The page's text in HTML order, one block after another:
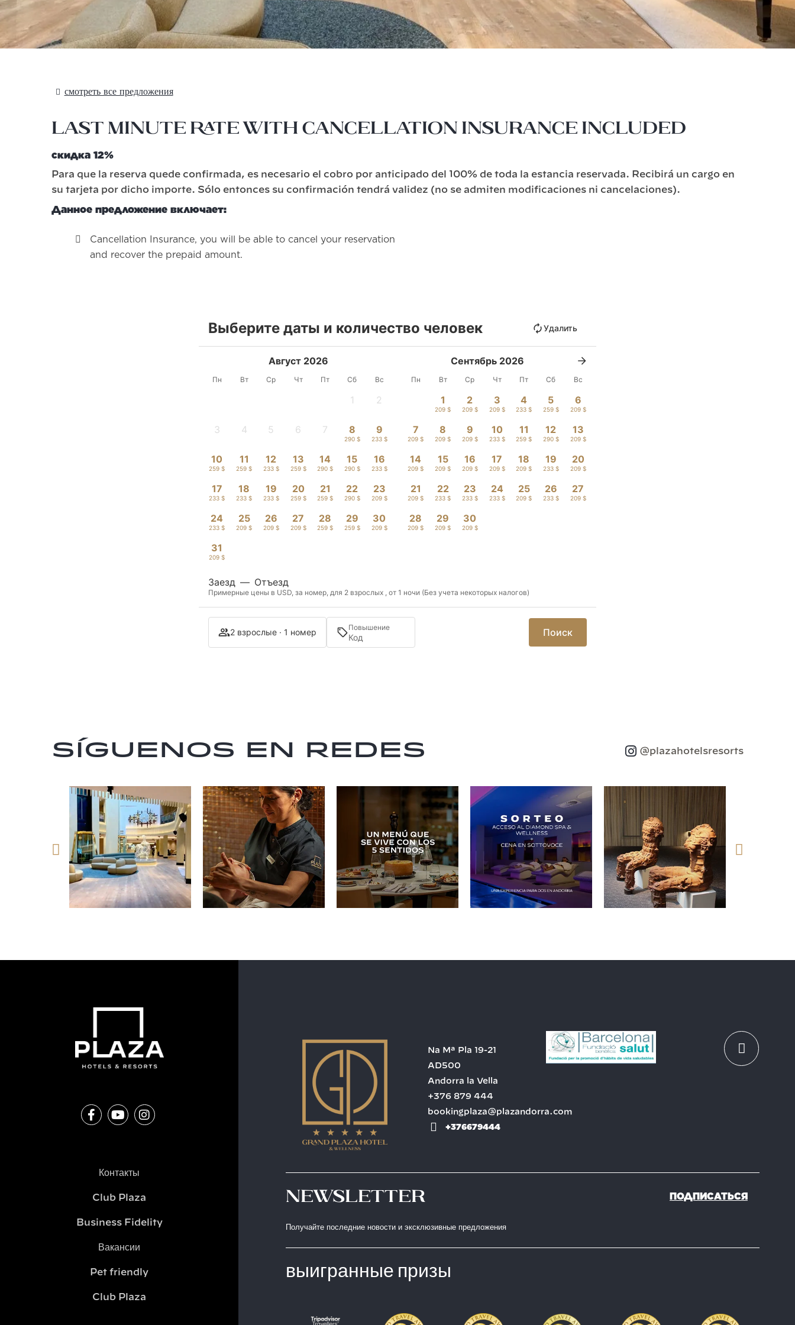
смотреть все предложения
Last Minute Rate with Cancellation Insurance Included
скидка 12%
Para que la reserva quede confirmada, es necesario el cobro por anticipado del 100% de toda la estancia reservada. Recibirá un cargo en
su tarjeta por dicho importe. Sólo entonces su confirmación tendrá validez (no se admiten modificaciones ni cancelaciones).
Данное предложение включает:
Cancellation Insurance, you will be able to cancel your reservation
and recover the prepaid amount.
Выберите даты и количество человек Удалить
Август 2026
Пн Вт Ср Чт Пт Сб Вс
1 2
3 4 5 6 7 8
290 $
9
233 $
10
259 $
11
259 $
12
233 $
13
259 $
14
290 $
15
290 $
16
233 $
17
233 $
18
233 $
19
233 $
20
259 $
21
259 $
22
290 $
23
209 $
24
233 $
25
209 $
26
209 $
27
209 $
28
259 $
29
259 $
30
209 $
31
209 $
Сентябрь 2026
Пн Вт Ср Чт Пт Сб Вс
1
209 $
2
209 $
3
209 $
4
233 $
5
259 $
6
209 $
7
209 $
8
209 $
9
209 $
10
233 $
11
259 $
12
290 $
13
209 $
14
209 $
15
209 $
16
209 $
17
209 $
18
209 $
19
233 $
20
209 $
21
209 $
22
233 $
23
233 $
24
233 $
25
209 $
26
233 $
27
209 $
28
209 $
29
209 $
30
209 $
Заезд — Отъезд
Примерные цены в USD, за номер, для 2 взрослых , от 1 ночи (Без учета некоторых налогов)
2 взрослые · 1 номер Повышение Поиск
Síguenos en redes @plazahotelsresorts
Контакты
Club Plaza
Business Fidelity
Вакансии
Pet friendly
Club Plaza
Na Mª Pla 19-21
AD500
Andorra la Vella
+376 879 444
bookingplaza@plazandorra.com
+376679444
Newsletter ПОДПИСАТЬСЯ
Получайте последние новости и эксклюзивные предложения
выигранные призы